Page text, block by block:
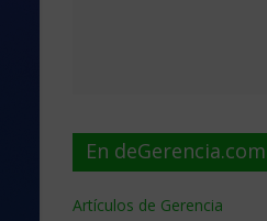
En deGerencia.com
Artículos de Gerencia